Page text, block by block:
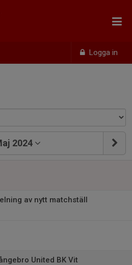
Logga in
2024
av nytt matchställ
United BK Vit